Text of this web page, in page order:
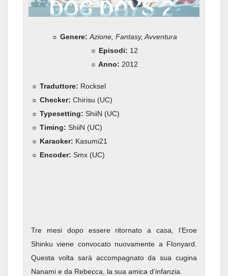
☼ Genere: Azione, Fantasy, Avventura
☼ Episodi: 12
☼ Anno: 2012
☼ Traduttore: Rocksel
☼ Checker: Chirisu (UC)
☼ Typesetting: ShiiN (UC)
☼ Timing: ShiiN (UC)
☼ Karaoker: Kasumi21
☼ Encoder: Smx (UC)
Tre mesi dopo essere ritornato a casa, l’Eroe
Shinku viene convocato nuovamente a Flonyard.
Questa volta sarà accompagnato da sua cugina
Nanami e da Rebecca, la sua amica d’infanzia.